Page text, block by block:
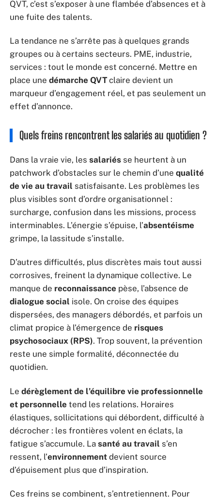
QVT, c’est s’exposer à une flambée d’absences et à
une fuite des talents.
La tendance ne s’arrête pas à quelques grands
groupes ou à certains secteurs. PME, industrie,
services : tout le monde est concerné. Mettre en
place une démarche QVTclaire devient un
marqueur d’engagement réel, et pas seulement un
effet d’annonce.
Quels freins rencontrent les salariés au quotidien ?
Dans la vraie vie, les salariés se heurtent à un
patchwork d’obstacles sur le chemin d’une qualité
de vie au travail satisfaisante. Les problèmes les
plus visibles sont d’ordre organisationnel :
surcharge, confusion dans les missions, process
interminables. L’énergie s’épuise, l’absentéisme
grimpe, la lassitude s’installe.
D’autres difficultés, plus discrètes mais tout aussi
corrosives, freinent la dynamique collective. Le
manque de reconnaissance pèse, l’absence de
dialogue social isole. On croise des équipes
dispersées, des managers débordés, et parfois un
climat propice à l’émergence de risques
psychosociaux (RPS). Trop souvent, la prévention
reste une simple formalité, déconnectée du
quotidien.
Le dérèglement de l’équilibre vie professionnelle
et personnelle tend les relations. Horaires
élastiques, sollicitations qui débordent, difficulté à
décrocher : les frontières volent en éclats, la
fatigue s’accumule. La santé au travail s’en
ressent, l’environnement devient source
d’épuisement plus que d’inspiration.
Ces freins se combinent, s’entretiennent. Pour